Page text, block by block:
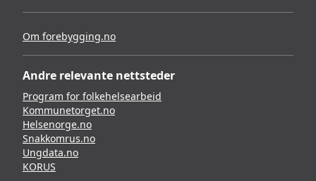
Om forebygging.no
Andre relevante nettsteder
Program for folkehelsearbeid
Kommunetorget.no
Helsenorge.no
Snakkomrus.no
Ungdata.no
KORUS